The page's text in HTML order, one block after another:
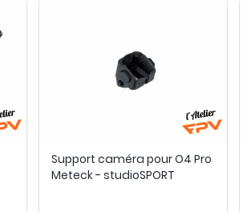
Support caméra pour O4 Pro
Meteck - studioSPORT